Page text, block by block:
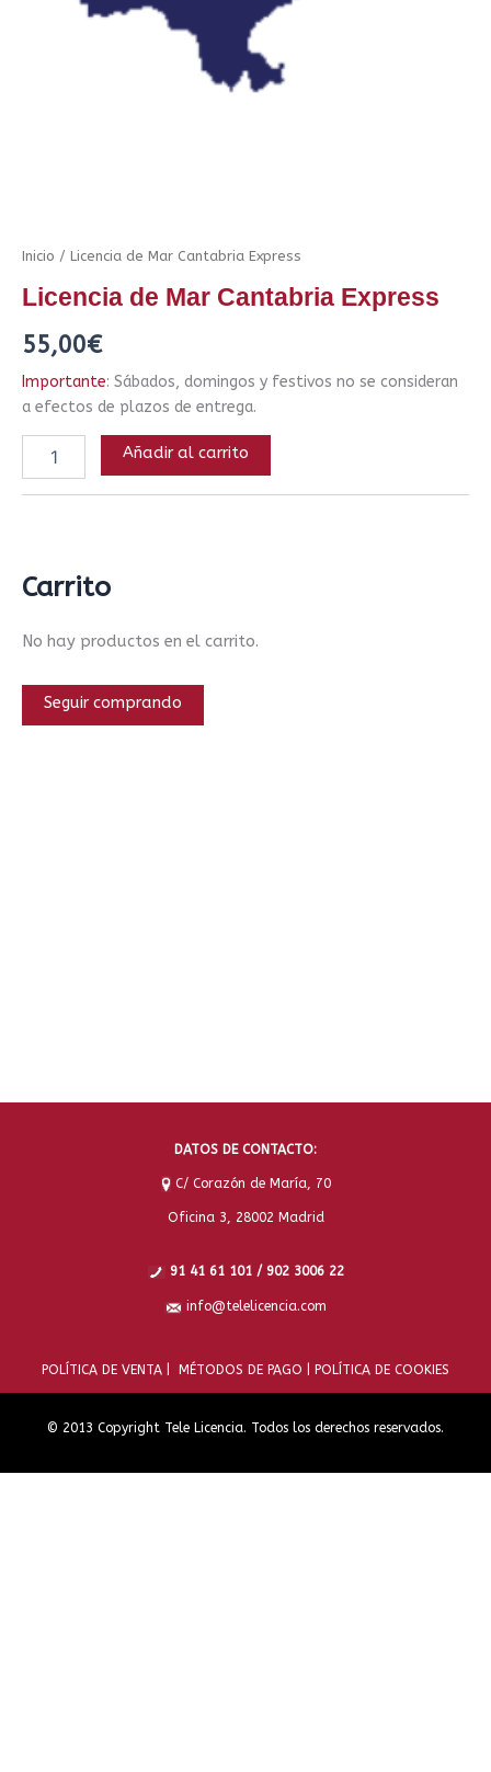
Inicio / Licencia de Mar Cantabria Express
Licencia de Mar Cantabria Express
55,00€
Importante: Sábados, domingos y festivos no se consideran
a efectos de plazos de entrega.
Añadir al carrito
Carrito
No hay productos en el carrito.
Seguir comprando
DATOS DE CONTACTO:
C/ Corazón de María, 70
Oficina 3, 28002 Madrid
91 41 61 101 / 902 3006 22
info@telelicencia.com
POLÍTICA DE VENTA | MÉTODOS DE PAGO | POLÍTICA DE COOKIES
© 2013 Copyright Tele Licencia. Todos los derechos reservados.